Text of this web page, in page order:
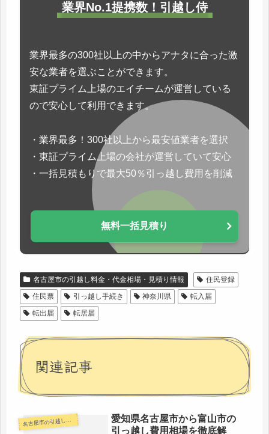
業界No.1提携数！引越し侍
業界最多の300社以上の中からアナタに合った激
安な業者を選ぶことができます。
東証プライム上場のエイチームが運営している
ので安心して利用できます。
・業界最多！300社以上から最安値業者を選択
・東証プライム上場の会社が運営していて安心
・一括見積もりで最大50％引っ越し費用を削減
無料一括見積り
名古屋市の引越し料金・代金相場・見積り情報
住民登録
住民票
引っ越し手続き 神奈川県
転入届
転出届
転居届
関連記事
名古屋市の引越し料金・代金相場・見積り情報
愛知県名古屋市から富山市の
引っ越し費用相場を徹底解